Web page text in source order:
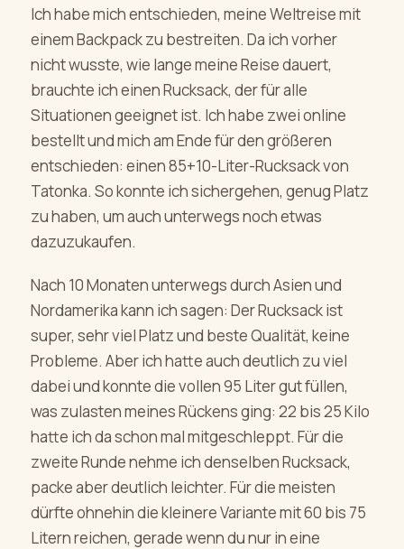
Ich habe mich entschieden, meine Weltreise mit
einem Backpack zu bestreiten. Da ich vorher
nicht wusste, wie lange meine Reise dauert,
brauchte ich einen Rucksack, der für alle
Situationen geeignet ist. Ich habe zwei online
bestellt und mich am Ende für den größeren
entschieden: einen 85+10-Liter-Rucksack von
Tatonka. So konnte ich sichergehen, genug Platz
zu haben, um auch unterwegs noch etwas
dazuzukaufen.
Nach 10 Monaten unterwegs durch Asien und
Nordamerika kann ich sagen: Der Rucksack ist
super, sehr viel Platz und beste Qualität, keine
Probleme. Aber ich hatte auch deutlich zu viel
dabei und konnte die vollen 95 Liter gut füllen,
was zulasten meines Rückens ging: 22 bis 25 Kilo
hatte ich da schon mal mitgeschleppt. Für die
zweite Runde nehme ich denselben Rucksack,
packe aber deutlich leichter. Für die meisten
dürfte ohnehin die kleinere Variante mit 60 bis 75
Litern reichen, gerade wenn du nur in eine